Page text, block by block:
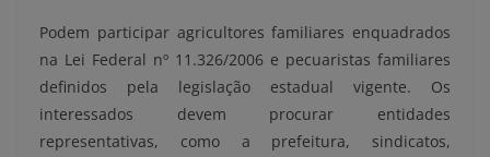
Podem participar agricultores familiares enquadrados
na Lei Federal nº 11.326/2006 e pecuaristas familiares
definidos pela legislação estadual vigente. Os
interessados devem procurar entidades
representativas, como a prefeitura, sindicatos,